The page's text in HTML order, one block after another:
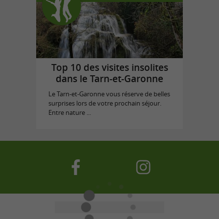
Top 10 des visites insolites
dans le Tarn-et-Garonne
Le Tarn-et-Garonne vous réserve de belles
surprises lors de votre prochain séjour.
Entre nature ...